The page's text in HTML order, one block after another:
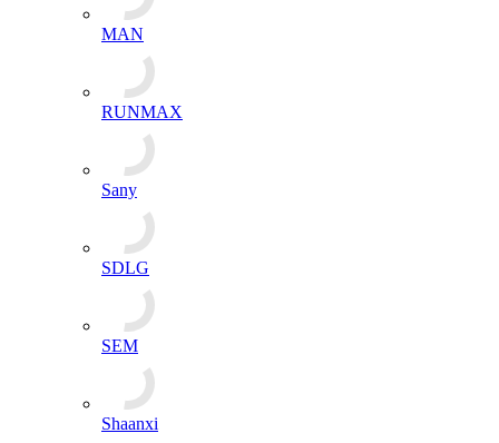
MAN
RUNMAX
Sany
SDLG
SEM
Shaanxi